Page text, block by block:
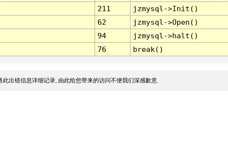
211
jzmysql->Init()
62
jzmysql->Open()
94
jzmysql->halt()
76 break()
出错信息详细记录, 由此给您带来的访问不便我们深感歉意.